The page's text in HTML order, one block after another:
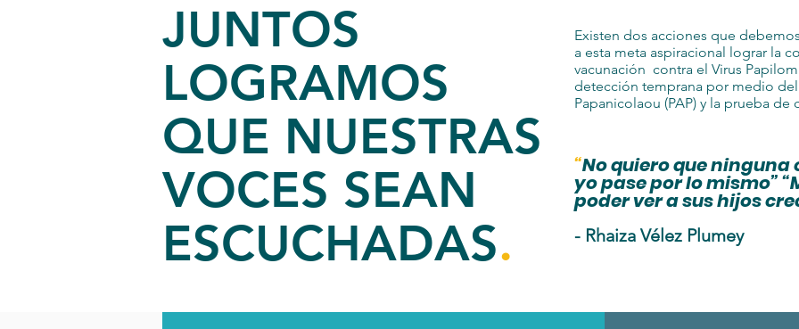
JUNTOS
LOGRAMOS
QUE NUESTRAS
VOCES SEAN
ESCUCHADAS.
Existen dos acciones que
a esta meta aspiracional lograr la
vacunación contra el Virus
detección temprana por medio
Papanicolaou (PAP) y la prueba de
“No quiero que
yo pase por lo mismo”
poder ver a sus hijos
- Rhaiza Vélez Plumey